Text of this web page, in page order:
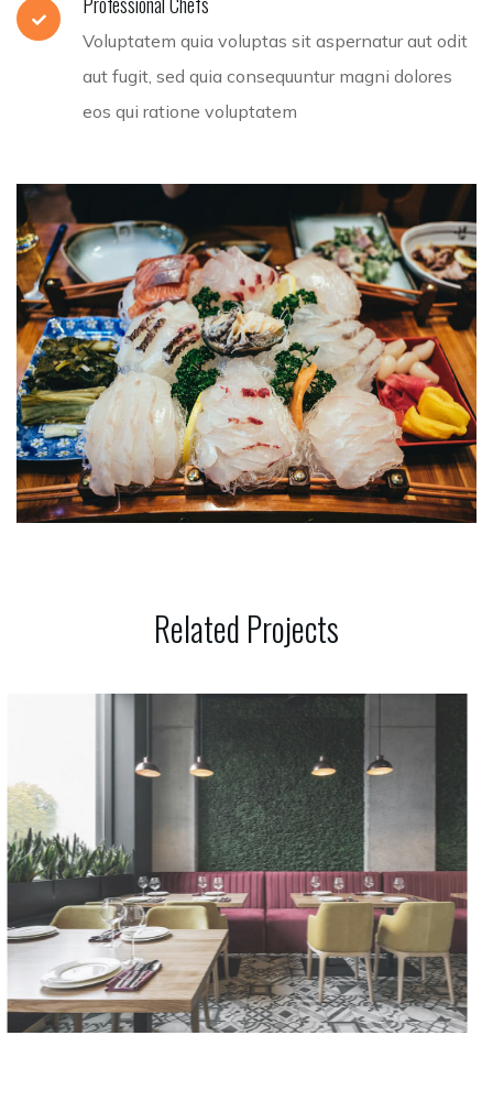
Voluptatem quia voluptas sit aspernatur aut odit
aut fugit, sed quia consequuntur magni dolores
eos qui ratione voluptatem
Related Projects